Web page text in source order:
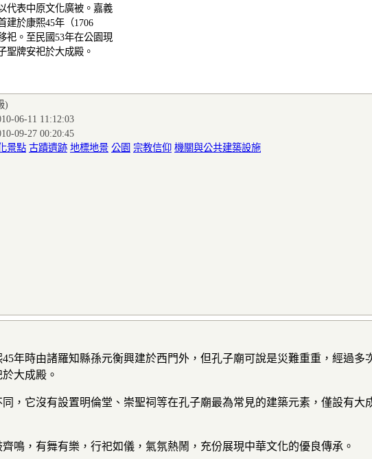
代表中原文化廣被。嘉義
建於康熙45年（1706
祀。至民國53年在公園現
聖牌安祀於大成殿。
)
06-11 11:12:03
09-27 00:20:45
景點 古蹟遺跡 地標地景 公園 宗教信仰 機關與公共建築設施
年時由諸羅知縣孫元衡興建於西門外，但孔子廟可說是災難重重，經過多
大成殿。
，它沒有設置明倫堂、崇聖祠等在孔子廟最為常見的建築元素，僅設有大
鳴，有舞有樂，行祀如儀，氣氛熱鬧，充份展現中華文化的優良傳承。